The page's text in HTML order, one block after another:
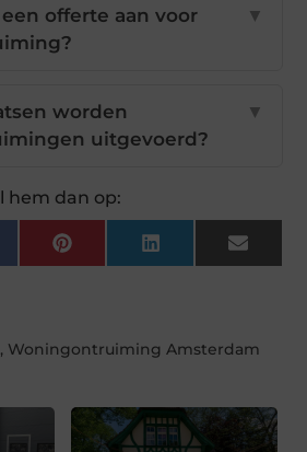
offerte aan voor
▼
worden
uitgevoerd?
▼
hem dan op:
PinterestLinkedInEmail
, Woningontruiming Amsterdam